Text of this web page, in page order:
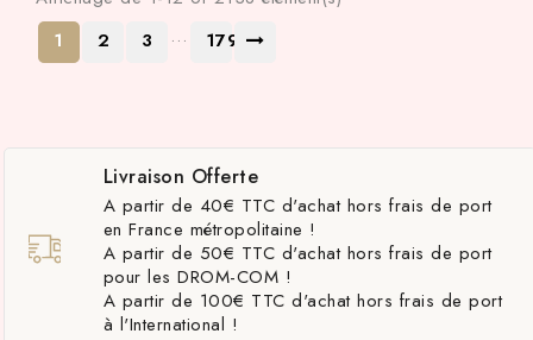
1
2 3 … 179
Livraison Offerte
A partir de 40€ TTC d'achat hors frais de port
en France métropolitaine !
A partir de 50€ TTC d'achat hors frais de port
pour les DROM-COM !
A partir de 100€ TTC d'achat hors frais de port
à l'International !